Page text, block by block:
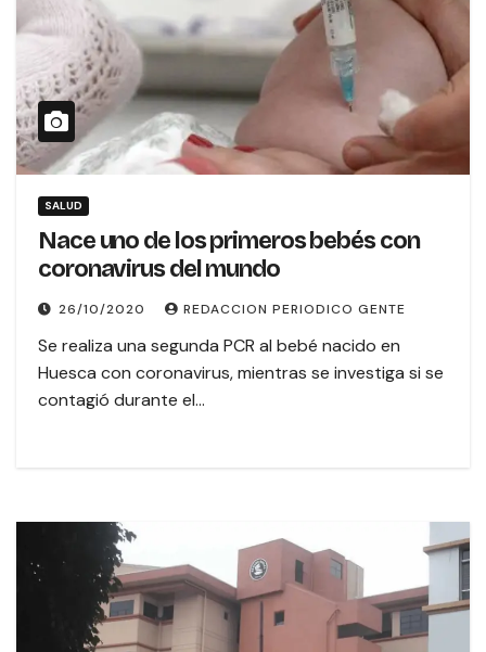
SALUD
Nace uno de los primeros bebés con
coronavirus del mundo
26/10/2020 REDACCION PERIODICO GENTE
Se realiza una segunda PCR al bebé nacido en
Huesca con coronavirus, mientras se investiga si se
contagió durante el…